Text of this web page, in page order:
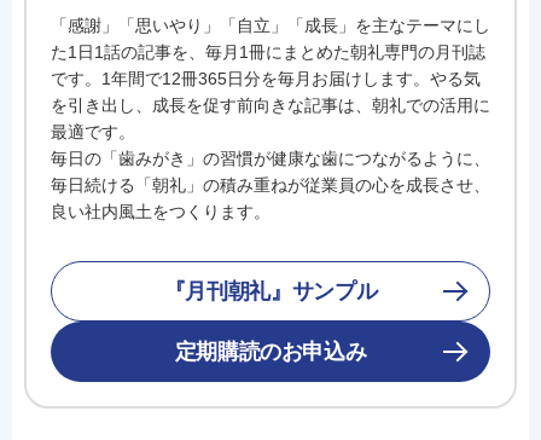
「感謝」「思いやり」「自立」「成長」を主なテーマにし
た1日1話の記事を、毎月1冊にまとめた朝礼専門の月刊誌
です。1年間で12冊365日分を毎月お届けします。やる気
を引き出し、成長を促す前向きな記事は、朝礼での活用に
最適です。
毎日の「歯みがき」の習慣が健康な歯につながるように、
毎日続ける「朝礼」の積み重ねが従業員の心を成長させ、
良い社内風土をつくります。
『月刊朝礼』サンプル
定期購読のお申込み